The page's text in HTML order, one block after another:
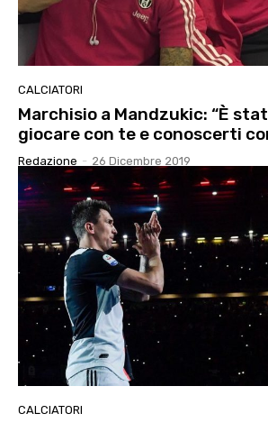
CALCIATORI
Marchisio a Mandzukic: “È
giocare con te e conoscerti
Redazione - 26 Dicembre 2019
CALCIATORI